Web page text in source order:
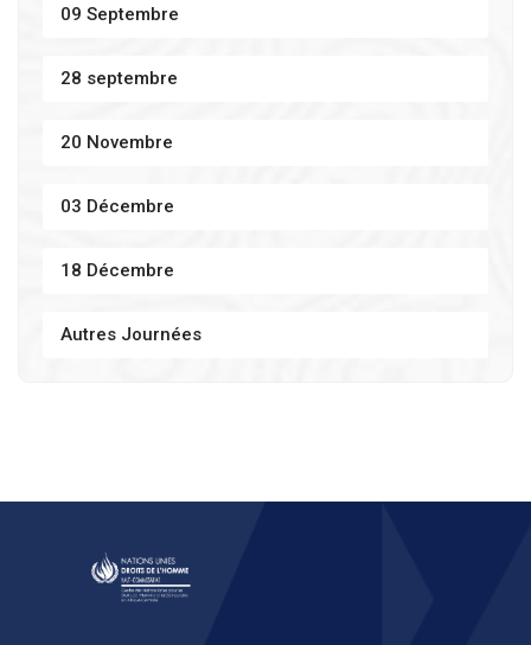
09 Septembre
28 septembre
20 Novembre
03 Décembre
18 Décembre
Autres Journées